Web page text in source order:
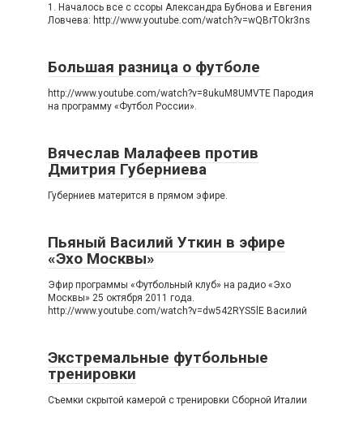
1. Началось все с ссоры Александра Бубнова и Евгения
Ловчева: http://www.youtube.com/watch?v=wQBrTOkr3ns
Большая разница о футболе
http://www.youtube.com/watch?v=8ukuM8UMVTE Пародия
на программу «Футбол России».
Вячеслав Малафеев против
Дмитрия Губерниева
Губерниев матерится в прямом эфире.
Пьяный Василий Уткин в эфире
«Эхо Москвы»
Эфир программы «Футбольный клуб» на радио «Эхо
Москвы» 25 октября 2011 года.
http://www.youtube.com/watch?v=dw542RYS5lE Василий
Экстремальные футбольные
тренировки
Съемки скрытой камерой с тренировки Сборной Италии